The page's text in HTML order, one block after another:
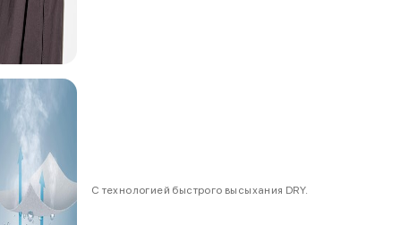
С технологией быстрого высыхания DRY.